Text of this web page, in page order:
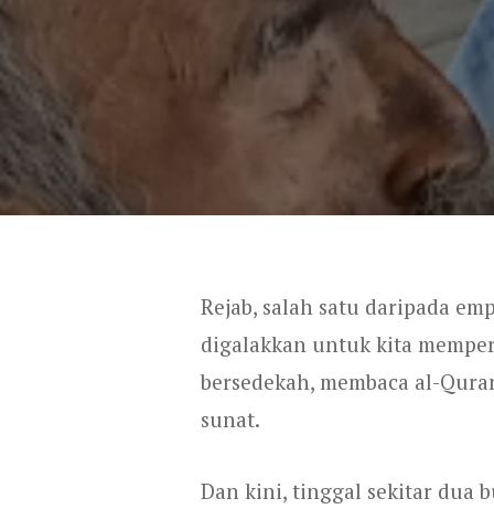
Rejab, salah satu daripada
digalakkan untuk kita
bersedekah, membaca al-
sunat.
Dan kini, tinggal sekitar dua